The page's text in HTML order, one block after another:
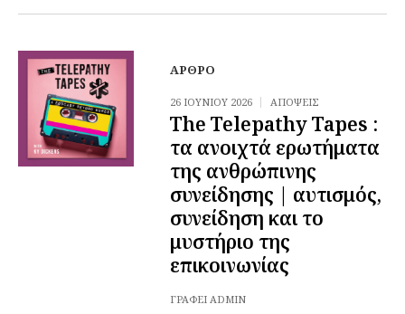
ΆΡΘΡΟ
26 ΙΟΥΝΊΟΥ 2026 ΑΠΌΨΕΙΣ
The Telepathy Tapes :
τα ανοιχτά ερωτήματα
της ανθρώπινης
συνείδησης | αυτισμός,
συνείδηση και το
μυστήριο της
επικοινωνίας
ΓΡΆΦΕΙ ADMIN